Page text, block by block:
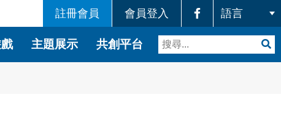
註冊會員 會員登入
主題展示 共創平台